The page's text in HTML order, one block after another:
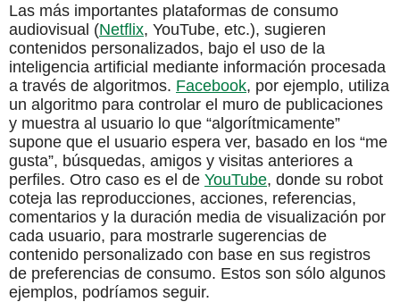
Las más importantes plataformas de consumo
audiovisual (Netflix, YouTube, etc.), sugieren
contenidos personalizados, bajo el uso de la
inteligencia artificial mediante información procesada
a través de algoritmos. Facebook, por ejemplo, utiliza
un algoritmo para controlar el muro de publicaciones
y muestra al usuario lo que “algorítmicamente”
supone que el usuario espera ver, basado en los “me
gusta”, búsquedas, amigos y visitas anteriores a
perfiles. Otro caso es el de YouTube, donde su robot
coteja las reproducciones, acciones, referencias,
comentarios y la duración media de visualización por
cada usuario, para mostrarle sugerencias de
contenido personalizado con base en sus registros
de preferencias de consumo. Estos son sólo algunos
ejemplos, podríamos seguir.